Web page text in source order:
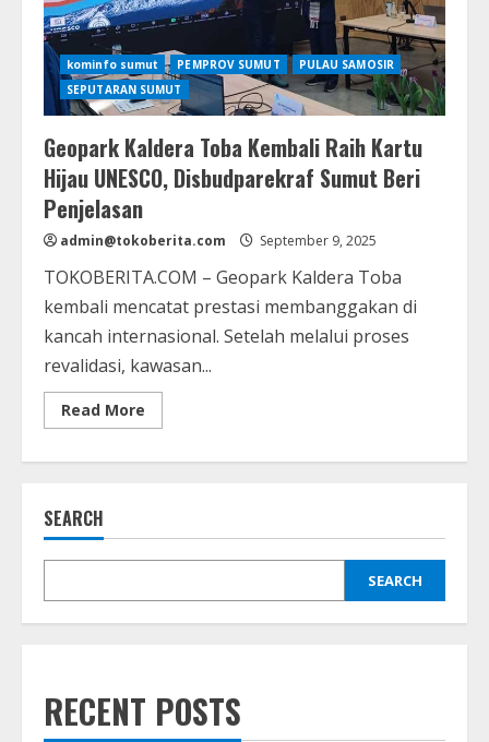
kominfo sumut PEMPROV SUMUT
PULAU SAMOSIR
SEPUTARAN SUMUT
Geopark Kaldera Toba Kembali Raih Kartu
Hijau UNESCO, Disbudparekraf Sumut Beri
Penjelasan
admin@tokoberita.com September 9, 2025
TOKOBERITA.COM – Geopark Kaldera Toba
kembali mencatat prestasi membanggakan di
kancah internasional. Setelah melalui proses
revalidasi, kawasan...
Read More
more
Hijau
UNESCO,
Beri
Penjelasan
SEARCH
SEARCH
RECENT POSTS